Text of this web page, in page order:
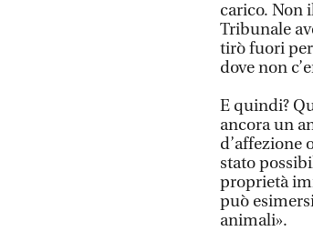
carico. Non
Tribunale
tirò fuori
dove non
E quindi?
ancora un
d’affezione
stato
proprietà
può
animali».